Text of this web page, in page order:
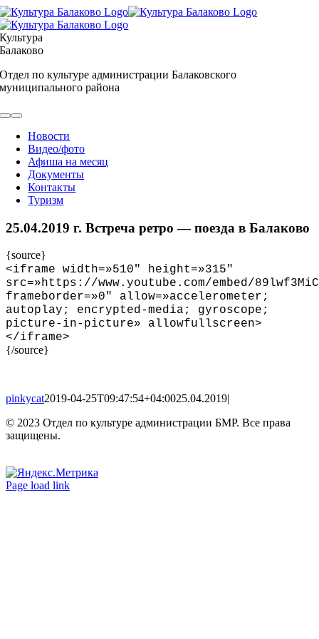
Skip
to
content
Культура
Балаково
Отдел по культуре администрации Балаковского
муниципального района
Toggle
NavigationНовости
Видео/фото
Афиша на месяц
Документы
Контакты
Туризм
25.04.2019 г. Встреча ретро — поезда в Балаково
{source}
<iframe width=»510″ height=»315″
src=»https://www.youtube.com/embed/
frameborder=»0″ allow=»accelerometer;
autoplay; encrypted-media; gyroscope;
picture-in-picture» allowfullscreen>
</iframe>
{/source}
pinkycat2019-04-25T09:47:54+04:0025.04.2019|
© 2023 Отдел по культуре администрации БМР. Все права
защищены.
Вконтакте
Одноклассники
Page load link